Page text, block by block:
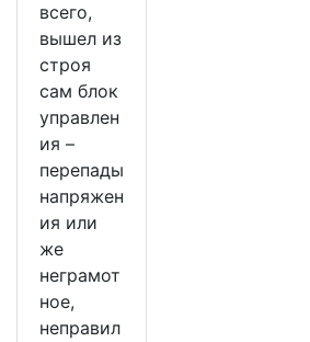
всего,
вышел из
строя
сам блок
управлен
ия –
перепады
напряжен
ия или
же
неграмот
ное,
неправил